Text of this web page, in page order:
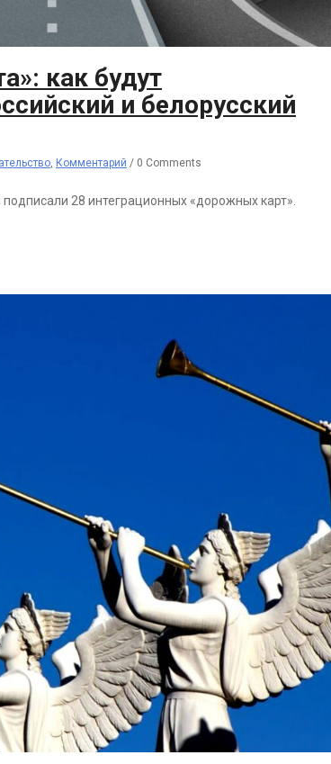
как будут
и белорусский
Комментарий / 0 Comments
28 интеграционных «дорожных карт».